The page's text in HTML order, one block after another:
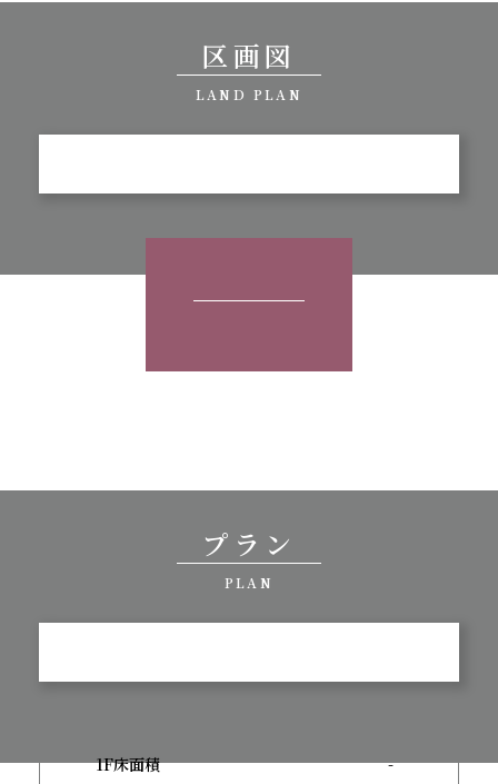
区画図
LAND PLAN
プラン
PLAN
1F床面積 -